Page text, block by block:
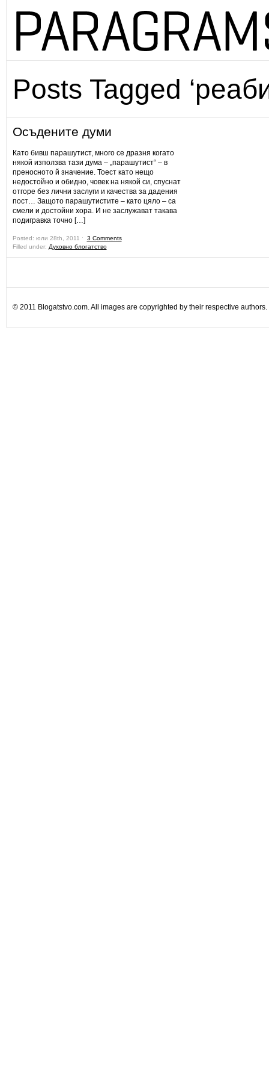
Posts Tagged
Осъдените думи
Като бивш парашутист, много се дразня когато
някой използва тази дума – „парашутист“ – в
преносното й значение. Тоест като нещо
недостойно и обидно, човек на някой си, спуснат
отгоре без лични заслуги и качества за дадения
пост… Защото парашутистите – като цяло – са
смели и достойни хора. И не заслужават такава
подигравка точно […]
Posted: юли 28th, 2011 ˑ 3 Comments
Filled under: Духовно блогатство
© 2011 Blogatstvo.com. All images are copyrighted by their respective authors.